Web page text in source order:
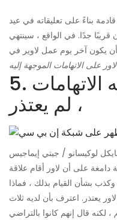
بناءً على تعليقاته في عيد
قريبًا جدًا. في الواقع ، سينتهي
5. عندما عرضت عليه الاتهامات
، لم يعتذر
لوكيسانو / جيتي إيماجيس
على أن لاور أقام علاقة
بشأن القيام بذلك ، فماذا
يعتذر. اعترف بأن لديه ثلاث